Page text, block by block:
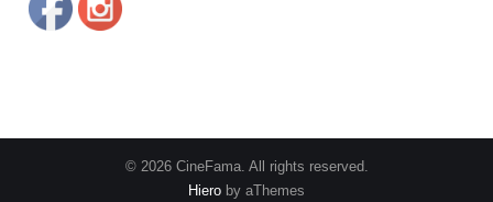
© 2026 CineFama. All rights reserved.
Hiero by aThemes